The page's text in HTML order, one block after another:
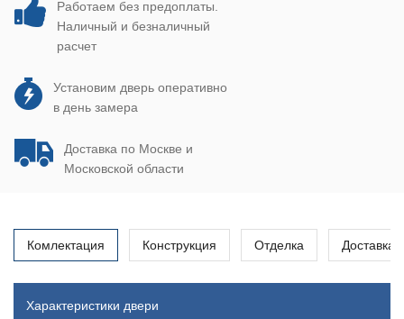
Работаем без предоплаты.
Наличный и безналичный
расчет
Установим дверь оперативно
в день замера
Доставка по Москве и
Московской области
Комлектация Конструкция Отделка Доставка
Характеристики двери